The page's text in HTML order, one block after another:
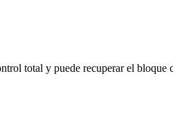
total y puede recuperar el bloque